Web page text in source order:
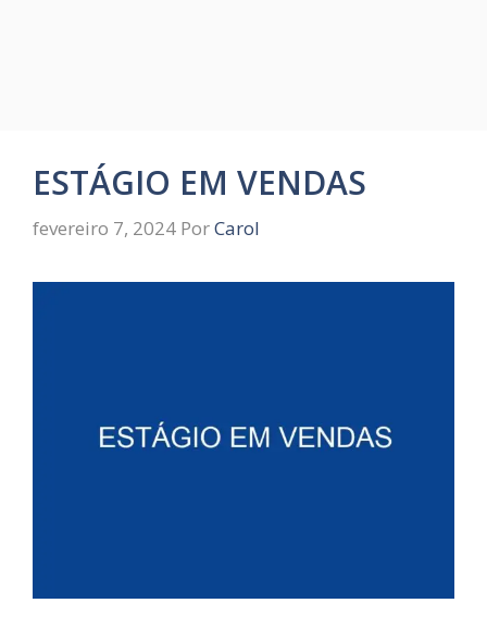
ESTÁGIO EM VENDAS
fevereiro 7, 2024 PorCarol